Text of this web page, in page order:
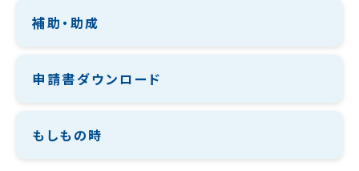
補助・助成
申請書ダウンロード
もしもの時